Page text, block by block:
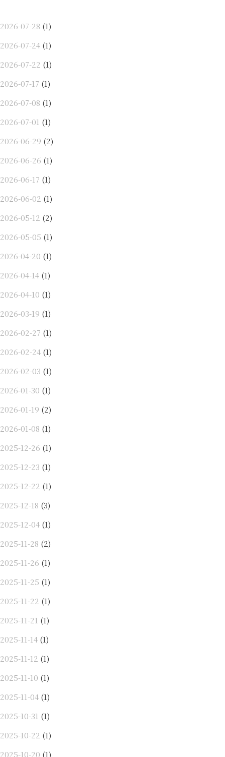
2026-07-28 (1)
2026-07-24 (1)
2026-07-22 (1)
2026-07-17 (1)
2026-07-08 (1)
2026-07-01 (1)
2026-06-29 (2)
2026-06-26 (1)
2026-06-17 (1)
2026-06-02 (1)
2026-05-12 (2)
2026-05-05 (1)
2026-04-20 (1)
2026-04-14 (1)
2026-04-10 (1)
2026-03-19 (1)
2026-02-27 (1)
2026-02-24 (1)
2026-02-03 (1)
2026-01-30 (1)
2026-01-19 (2)
2026-01-08 (1)
2025-12-26 (1)
2025-12-23 (1)
2025-12-22 (1)
2025-12-18 (3)
2025-12-04 (1)
2025-11-28 (2)
2025-11-26 (1)
2025-11-25 (1)
2025-11-22 (1)
2025-11-21 (1)
2025-11-14 (1)
2025-11-12 (1)
2025-11-10 (1)
2025-11-04 (1)
2025-10-31 (1)
2025-10-22 (1)
2025-10-20 (1)